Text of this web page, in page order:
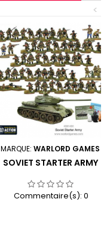
<
MARQUE: WARLORD GAMES
SOVIET STARTER ARMY
Commentaire(s): 0